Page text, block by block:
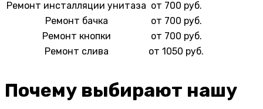
Ремонт инсталляции унитаза от 700 руб.
Ремонт бачка
от 700 руб.
Ремонт кнопки
от 700 руб.
Ремонт слива
от 1050 руб.
Почему выбирают нашу